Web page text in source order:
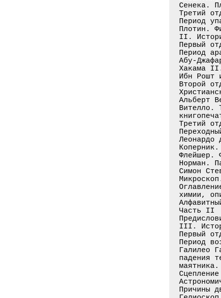
Сенека.
Третий
Плотин.
II.
Первый
Абу-
Хакама
Ибн Рошт
Второй
Альберт
Вителло.
Третий
Леонардо
Флейшер.
Норман.
Симон
химии,
Часть II
III.
Первый
Период
Галилео
падения
Причины